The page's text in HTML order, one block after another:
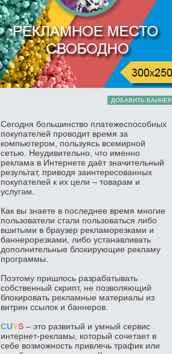
ДОБАВИТЬ БАННЕР
Сегодня большинство платежеспособных
покупателей проводит время за
компьютером, пользуясь всемирной
сетью. Неудивительно, что именно
реклама в Интернете даёт значительный
результат, приводя заинтересованных
покупателей к их цели – товарам и
услугам.
Как вы знаете в последнее время многие
пользователи стали пользоваться либо
вшитыми в браузер рекламорезками и
баннерорезками, либо устанавливать
дополнительные блокирующие рекламу
программы.
Поэтому пришлось разрабатывать
собственный скрипт, не позволяющий
блокировать рекламные материалы из
витрин ссылок и баннеров.
CUYS – это развитый и умный сервис
интернет-рекламы, который сочетает в
себе возможность привлечь трафик или